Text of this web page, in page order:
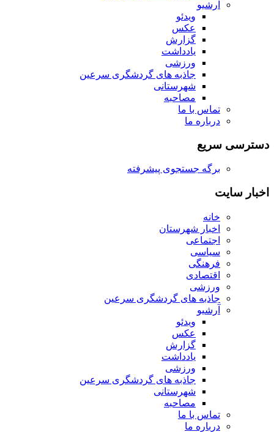
آرشیو
ویدئو
عکس
گزارش
یادداشت
ورزشی
جاذبه های گردشگری سرعین
شهرستانی
مصاحبه
تماس با ما
درباره ما
دسترسی سریع
برگه جستجوی پیشرفته
اخبار سایت
خانه
اخبار شهرستان
اجتماعی
سیاسی
فرهنگی
اقتصادی
ورزشی
جاذبه های گردشگری سرعین
آرشیو
ویدئو
عکس
گزارش
یادداشت
ورزشی
جاذبه های گردشگری سرعین
شهرستانی
مصاحبه
تماس با ما
درباره ما